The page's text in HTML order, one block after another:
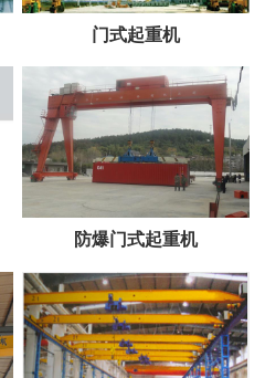
门式起重机
防爆门式起重机